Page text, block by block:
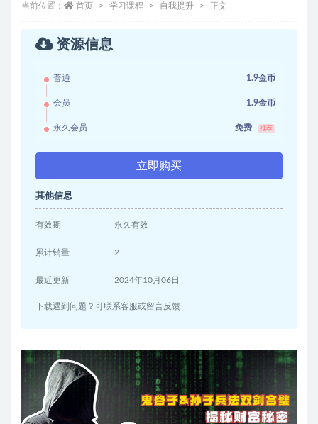
当前位置： 首页 学习课程 自我提升 正文
资源信息
普通 1.9金币
会员 1.9金币
永久会员 免费 推荐
立即购买
其他信息
有效期 永久有效
累计销量 2
最近更新 2024年10月06日
下载遇到问题？可联系客服或留言反馈